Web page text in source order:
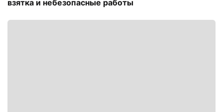
взятка и небезопасные работы